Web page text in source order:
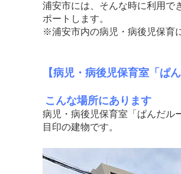
浦安市には、そんな時に利用で
ポートします。
※浦安市内の病児・病後児保育
【病児・病後児保育室「ぱ
こんな場所にあります
病児・病後児保育室「ぱんだル
目印の建物です。